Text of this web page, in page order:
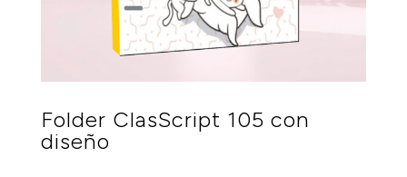
Folder ClasScript 105 con
diseño